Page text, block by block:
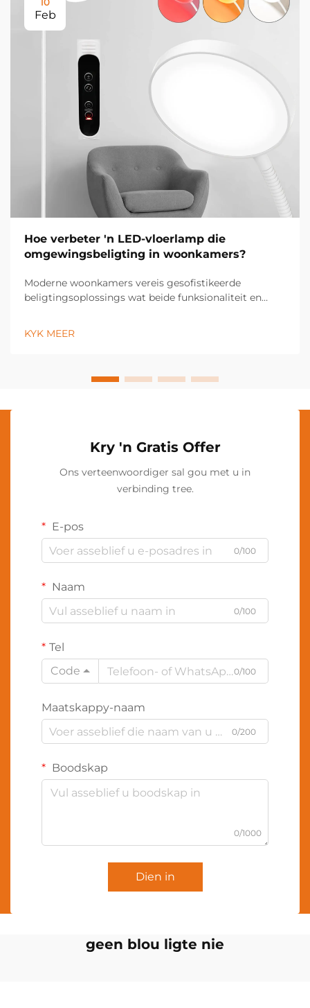
Feb
Hoe verbeter 'n LED-vloerlamp die
omgewingsbeligting in woonkamers?
Moderne woonkamers vereis gesofistikeerde
beligtingsoplossings wat beide funksionaliteit en
atmosfeer van enige ruimte deur sy energie-
KYK MEER
Kry 'n Gratis Offer
Ons verteenwoordiger sal gou met u in
verbinding tree.
E-pos
0/100
Naam
0/100
Tel
Code
0/100
Maatskappy-naam
0/200
Boodskap
0/1000
Dien in
geen blou ligte nie